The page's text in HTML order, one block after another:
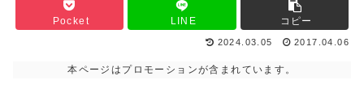
Pocket LINE コピー
2024.03.05 2017.04.06
本ページはプロモーションが含まれています。